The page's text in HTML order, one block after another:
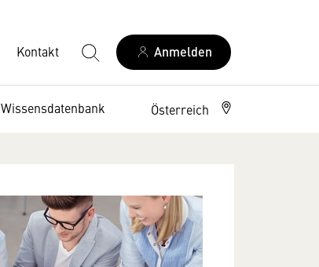
Kontakt Anmelden
Wissensdatenbank Österreich